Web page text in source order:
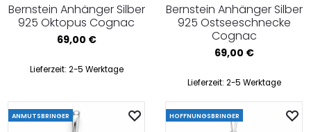
Bernstein Anhänger Silber
925 Oktopus Cognac
69,00 €
Lieferzeit: 2-5 Werktage
Bernstein Anhänger Silber
925 Ostseeschnecke
Cognac
69,00 €
Lieferzeit: 2-5 Werktage
ANMUTSBRINGER HOFFNUNGSBRINGER